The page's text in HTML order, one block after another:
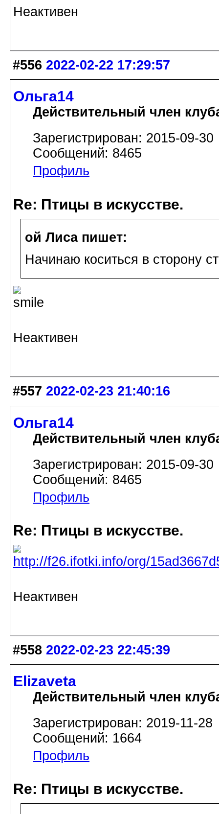
Неактивен
#556 2022-02-22 17:29:57
Ольга14
Действительный член
Зарегистрирован: 2015-09-30
Сообщений: 8465
Профиль
Re: Птицы в искусстве.
ой Лиса пишет:
Начинаю коситься в сторону
Неактивен
#557 2022-02-23 21:40:16
Ольга14
Действительный член
Зарегистрирован: 2015-09-30
Сообщений: 8465
Профиль
Re: Птицы в искусстве.
Неактивен
#558 2022-02-23 22:45:39
Elizaveta
Действительный член
Зарегистрирован: 2019-11-28
Сообщений: 1664
Профиль
Re: Птицы в искусстве.